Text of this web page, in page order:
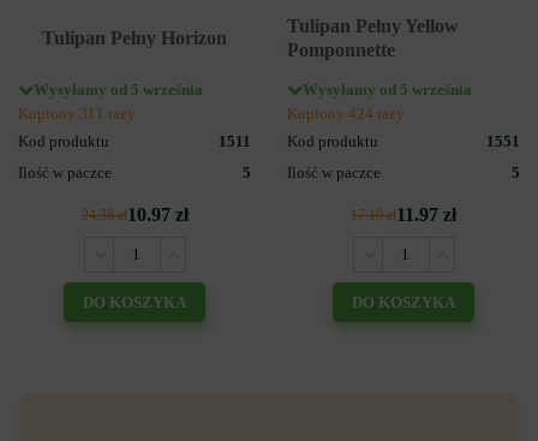
Tulipan Pełny Horizon
Wysyłamy od 5 września
Kupiony 311 razy
Kod produktu
1511
Ilość w paczce
5
24.38 zł10.97 zł
DO KOSZYKA
Tulipan Pełny Yellow
Pomponnette
Wysyłamy od 5 września
Kupiony 424 razy
Kod produktu
1551
Ilość w paczce
5
17.10 zł11.97 zł
DO KOSZYKA